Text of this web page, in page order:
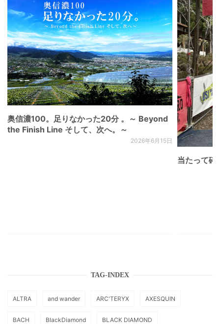
奥信濃100。足りなかった20分 。～ Beyond
the Finish Line そして、次へ。～
2026年6月15日
当たって砕
TAG-INDEX
ALTRA and wander ARC'TERYX AXESQUIN
BACH BlackDiamond BLACK DIAMOND